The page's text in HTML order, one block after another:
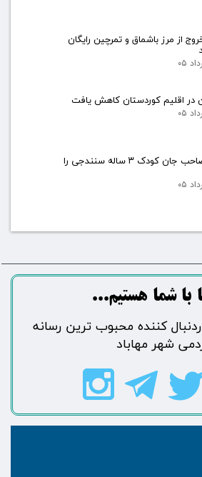
از مرز باشماق و تمرچین رایگان
در اقلیم کوردستان کاهش یافت
سگ بلاصاحب جان کودک ۳ ساله سنندجی را
با شما هستیم...​​​​​​​​​​​​​​
از 200 هزاردنبال کننده محبوب ترین رسانه
شهر مهاباد​​​​​​​​​​​​​​